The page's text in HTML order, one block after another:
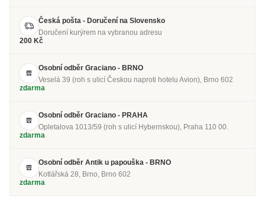
Česká pošta - Doručení na Slovensko
Doručení kurýrem na vybranou adresu
200 Kč
Osobní odběr Graciano - BRNO
Veselá 39 (roh s ulicí Českou naproti hotelu Avion), Brno 602
zdarma
Osobní odběr Graciano - PRAHA
Opletalova 1013/59 (roh s ulicí Hybernskou), Praha 110 00.
zdarma
Osobní odběr Antik u papouška - BRNO
Kotlářská 28, Brno, Brno 602
zdarma